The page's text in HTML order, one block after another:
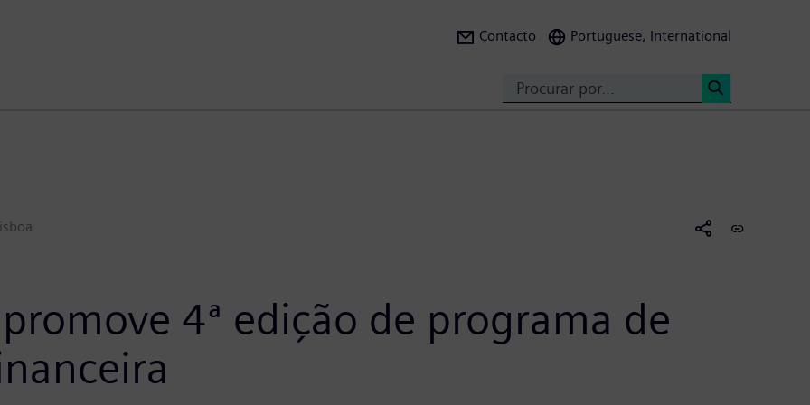
Contacto Portuguese, International
4ª edição de programa de